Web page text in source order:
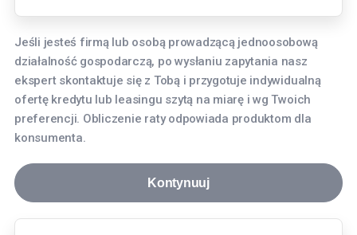
Jeśli jesteś firmą lub osobą prowadzącą jednoosobową
działalność gospodarczą, po wysłaniu zapytania nasz
ekspert skontaktuje się z Tobą i przygotuje indywidualną
ofertę kredytu lub leasingu szytą na miarę i wg Twoich
preferencji. Obliczenie raty odpowiada produktom dla
konsumenta.
Kontynuuj
Fordońska 268, 85-752 Bydgoszcz
Gdańsk
aleja Grunwaldzka 256, 80-236 Gdańsk
Gdynia